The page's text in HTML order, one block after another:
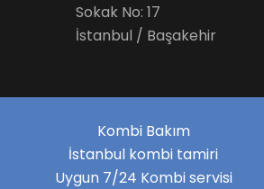
Sokak No: 17
İstanbul / Başakehir
Kombi Bakım
İstanbul kombi tamiri
Uygun 7/24 Kombi servisi